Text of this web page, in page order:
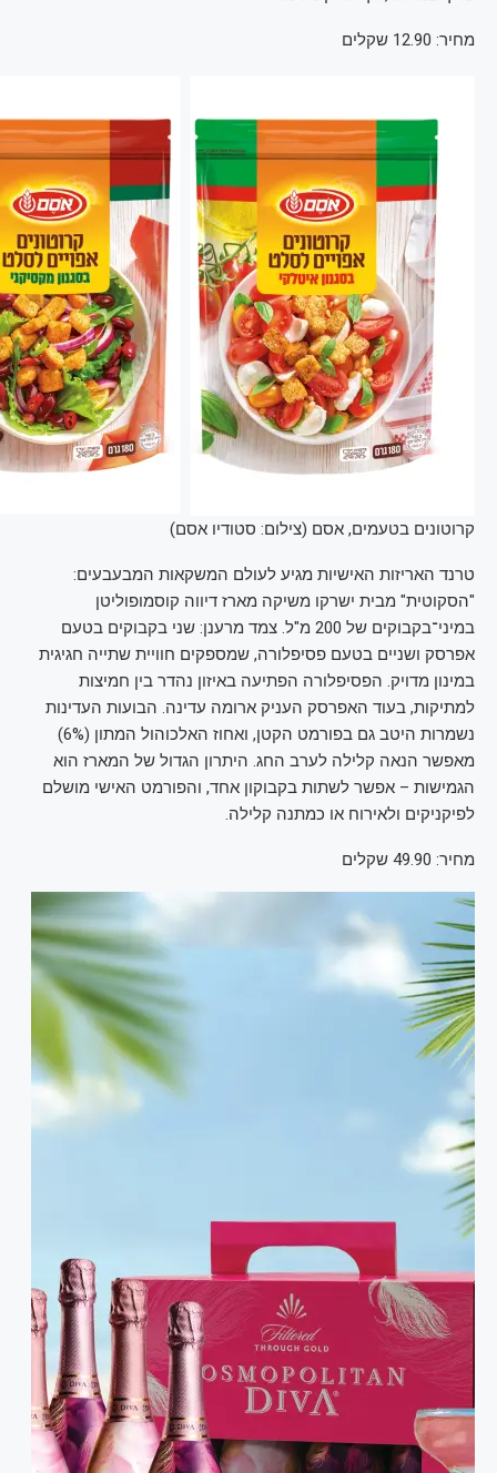
מחיר: 12.90 שקלים
קרוטונים בטעמים, אסם (צילום: סטודיו אסם)
טרנד האריזות האישיות מגיע לעולם המשקאות המבעבעים:
"הסקוטית" מבית ישרקו משיקה מארז דיווה קוסמופוליטן
במיני־בקבוקים של 200 מ"ל. צמד מרענן: שני בקבוקים בטעם
אפרסק ושניים בטעם פסיפלורה, שמספקים חוויית שתייה חגיגית
במינון מדויק. הפסיפלורה הפתיעה באיזון נהדר בין חמיצות
למתיקות, בעוד האפרסק העניק ארומה עדינה. הבועות העדינות
נשמרות היטב גם בפורמט הקטן, ואחוז האלכוהול המתון (6%)
מאפשר הנאה קלילה לערב החג. היתרון הגדול של המארז הוא
הגמישות – אפשר לשתות בקבוקון אחד, והפורמט האישי מושלם
לפיקניקים ולאירוח או כמתנה קלילה.
מחיר: 49.90 שקלים